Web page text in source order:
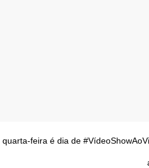
quarta-feira é dia de